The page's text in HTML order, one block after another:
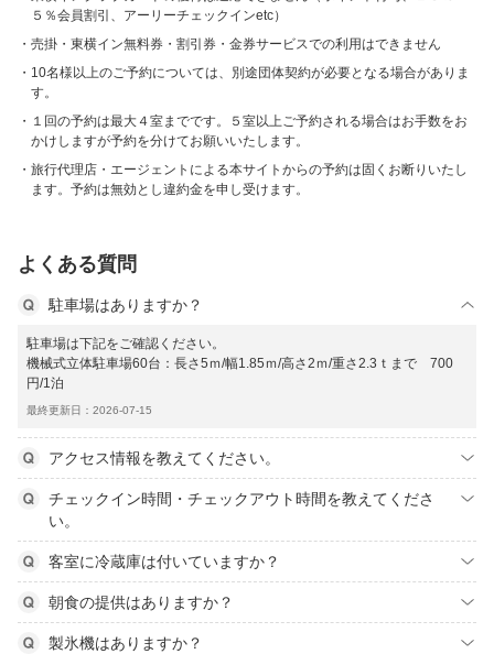
５％会員割引、アーリーチェックインetc）
売掛・東横イン無料券・割引券・金券サービスでの利用はできません
10名様以上のご予約については、別途団体契約が必要となる場合がありま
す。
１回の予約は最大４室までです。５室以上ご予約される場合はお手数をお
かけしますが予約を分けてお願いいたします。
旅行代理店・エージェントによる本サイトからの予約は固くお断りいたし
ます。予約は無効とし違約金を申し受けます。
よくある質問
駐車場はありますか？
駐車場は下記をご確認ください。
機械式立体駐車場60台：長さ5ｍ/幅1.85ｍ/高さ2ｍ/重さ2.3ｔまで 700
円/1泊
最終更新日：2026-07-15
アクセス情報を教えてください。
チェックイン時間・チェックアウト時間を教えてくださ
い。
客室に冷蔵庫は付いていますか？
朝食の提供はありますか？
製氷機はありますか？